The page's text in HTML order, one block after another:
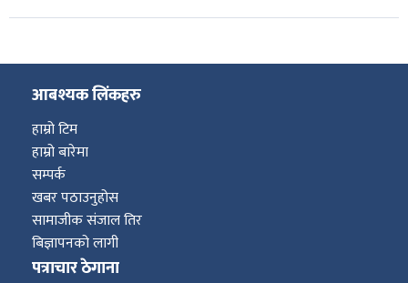
आबश्यक लिंकहरु
हाम्रो टिम
हाम्रो बारेमा
सम्पर्क
खबर पठाउनुहोस
सामाजीक संजाल तिर
बिज्ञापनको लागी
पत्राचार ठेगाना